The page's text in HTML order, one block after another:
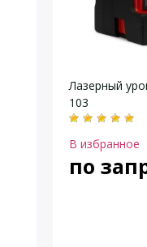
Лазерный
103
В избранное
по